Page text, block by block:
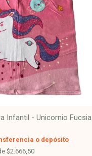
Infantil - Unicornio Fucsia
o depósito
$2.666,50